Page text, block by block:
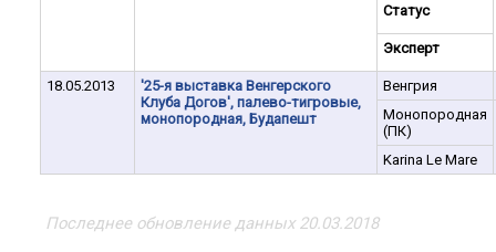
Статус
Эксперт
18.05.2013
'25-я выставка Венгерского
Клуба Догов', палево-тигровые,
монопородная, Будапешт
Венгрия
Монопородная
(ПК)
Karina Le Mare
Последнее обновление данных 20.03.2018